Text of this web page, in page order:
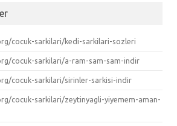
cocuk-sarkilari/kedi-sarkilari-sozleri
cocuk-sarkilari/a-ram-sam-sam-indir
cocuk-sarkilari/sirinler-sarkisi-indir
cocuk-sarkilari/zeytinyagli-yiyemem-aman-